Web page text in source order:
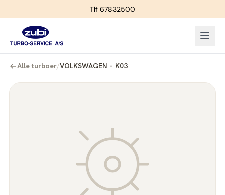
Tlf 67832500
Alle turboer/VOLKSWAGEN – K03